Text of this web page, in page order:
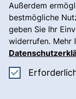
Außerdem
bestmögliche
geben Sie Ihr
widerrufen. Mehr